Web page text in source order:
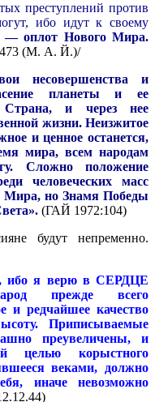
преступлений против
ибо идут к своему
— оплот Нового Мира.
(М. А. Й.)/
несовершенства и
планеты и ее
Страна, и через нее
жизни. Неизжитое
и ценное останется,
мира, всем народам
Сложно положение
человеческих масс
Мира, но Знамя Победы
(ГАЙ 1972:104)
будут непременно.
ибо я верю в СЕРДЦЕ
прежде всего
редчайшее качество
Приписываемые
преувеличены, и
целью корыстного
веками, должно
иначе невозможно